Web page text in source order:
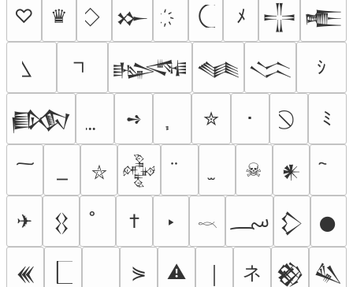
♡ ♛ 𒁍 ﾒ 𒋲 𒍫
𒈙 𒈝 𒈱 ｼ
𒁃 ➺ ✮ ･ ﾐ
⛥ 𒅒 ☠ 𒀭
✈ 𒌐 † ‣ 𓎖 ؄ 𒁷 𒊹
𒌍 ⋟ ⚠ ネ 𒆙 𒈑